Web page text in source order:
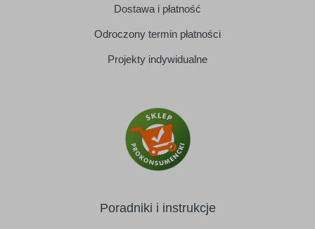
Dostawa i płatność
Odroczony termin płatności
Projekty indywidualne
Poradniki i instrukcje